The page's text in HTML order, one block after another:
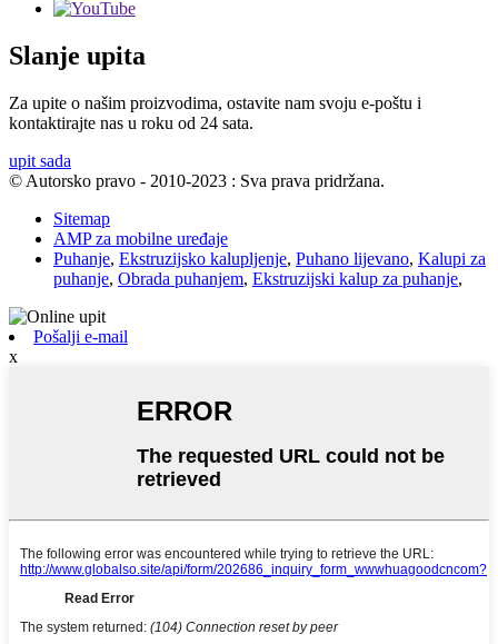
Slanje upita
Za upite o našim proizvodima, ostavite nam svoju e-poštu i
kontaktirajte nas u roku od 24 sata.
upit sada
© Autorsko pravo - 2010-2023 : Sva prava pridržana.
Sitemap
AMP za mobilne uređaje
Puhanje, Ekstruzijsko kalupljenje, Puhano lijevano, Kalupi za
puhanje, Obrada puhanjem, Ekstruzijski kalup za puhanje,
Pošalji e-mail
x